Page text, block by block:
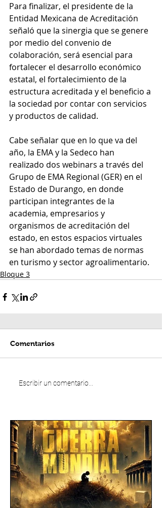
Para finalizar, el presidente de la
Entidad Mexicana de Acreditación
señaló que la sinergia que se genere
por medio del convenio de
colaboración, será esencial para
fortalecer el desarrollo económico
estatal, el fortalecimiento de la
estructura acreditada y el beneficio a
la sociedad por contar con servicios
y productos de calidad.
Cabe señalar que en lo que va del
año, la EMA y la Sedeco han
realizado dos webinars a través del
Grupo de EMA Regional (GER) en el
Estado de Durango, en donde
participan integrantes de la
academia, empresarios y
organismos de acreditación del
estado, en estos espacios virtuales
se han abordado temas de normas
en turismo y sector agroalimentario.
Bloque 3
Comentarios
Escribir un comentario...